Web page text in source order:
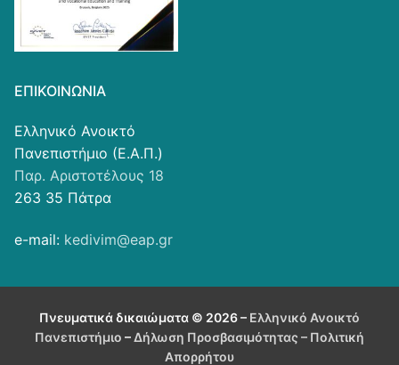
ΕΠΙΚΟΙΝΩΝΊΑ
Ελληνικό Ανοικτό
Πανεπιστήμιο (Ε.Α.Π.)
Παρ. Αριστοτέλους 18
263 35 Πάτρα
e-mail: kedivim@eap.gr
Πνευματικά δικαιώματα © 2026 – Ελληνικό Ανοικτό
Πανεπιστήμιο – Δήλωση Προσβασιμότητας – Πολιτική
Απορρήτου